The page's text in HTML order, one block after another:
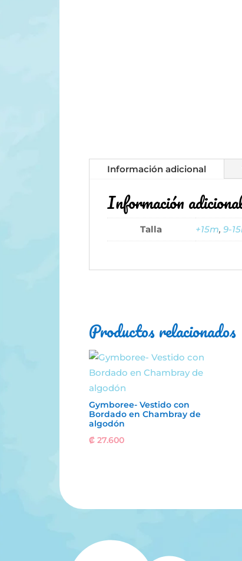
Información adicional
Información
Talla +15m, 9-
Productos relacionados
Gymboree- Vestido con
Bordado en Chambray de
algodón
₡27.600